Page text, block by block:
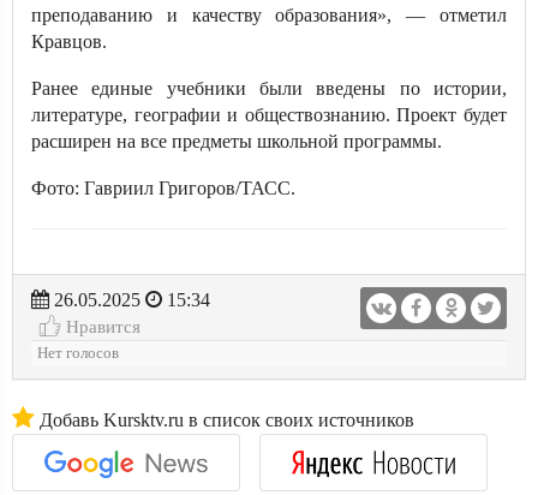
преподаванию и качеству образования», — отметил
Кравцов.
Ранее единые учебники были введены по истории,
литературе, географии и обществознанию. Проект будет
расширен на все предметы школьной программы.
Фото: Гавриил Григоров/ТАСС.
26.05.2025
15:34
Нравится
Нет голосов
Добавь Kursktv.ru в список своих источников